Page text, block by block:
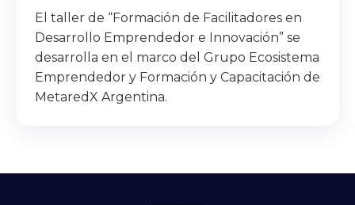
El taller de “Formación de Facilitadores en
Desarrollo Emprendedor e Innovación” se
desarrolla en el marco del Grupo Ecosistema
Emprendedor y Formación y Capacitación de
MetaredX Argentina.